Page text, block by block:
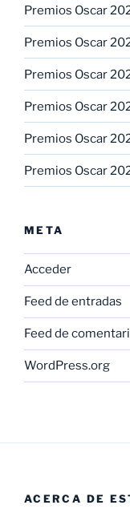
Premios Oscar
Premios Oscar
Premios Oscar
Premios Oscar
Premios Oscar
Premios Oscar
META
Acceder
Feed de entradas
Feed de
WordPress.org
ACERCA DE